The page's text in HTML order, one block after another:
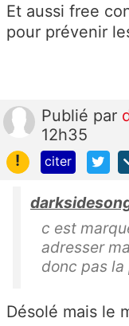
Et aussi free
pour prévenir
Publié par
12h35
!
citer
c est
adresser
donc pas
Désolé mais le